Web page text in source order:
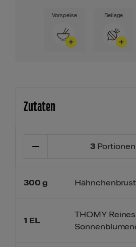
Vorspeise Beilage
Zutaten
3 Portionen
300 g
1 EL
THOMY Reines